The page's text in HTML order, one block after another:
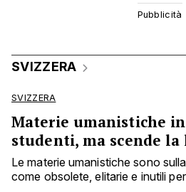
SVIZZERA
SVIZZERA
Materie umanistiche
studenti, ma scende
Le materie umanistiche sono
come obsolete, elitarie e inutili